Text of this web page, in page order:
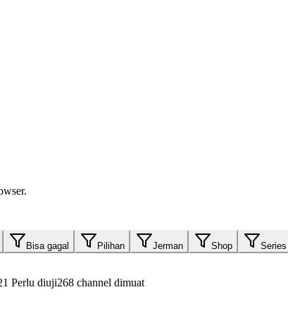
Bisa gagal Pilihan Jerman Shop Series
Perlu diuji268 channel dimuat